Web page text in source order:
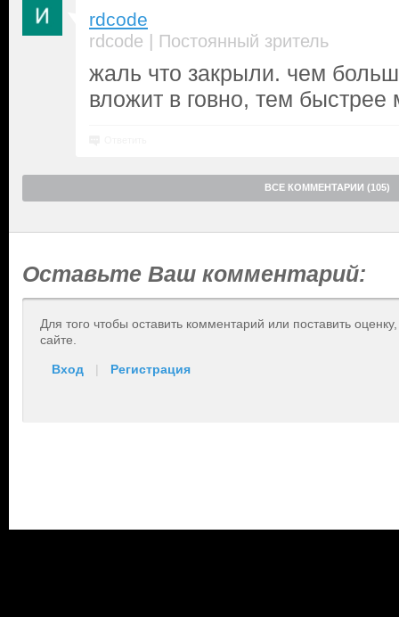
rdcode
rdcode | Постоянный зритель
жаль что закрыли. чем
вложит в говно, тем
ВСЕ КОММЕНТАРИИ (105)
Оставьте Ваш комментарий:
Для того чтобы оставить комментарий или поставить
сайте.
Вход | Регистрация